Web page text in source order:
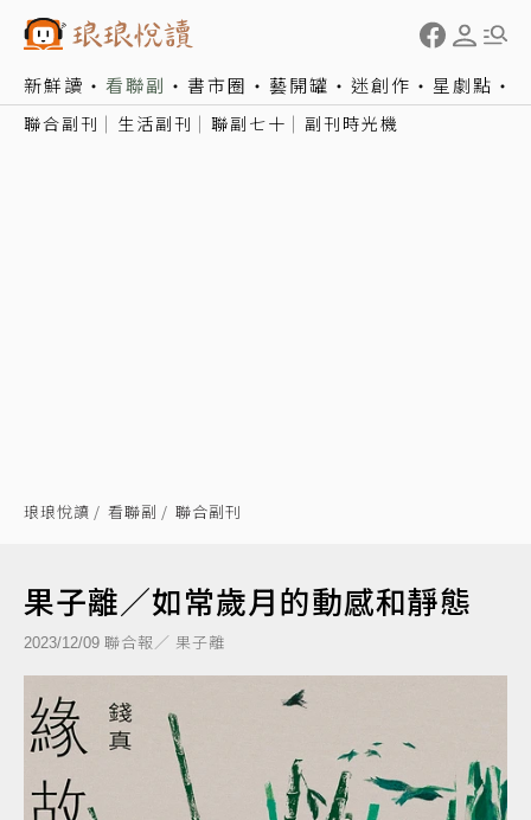
新鮮讀 看聯副 書市圈 藝開罐 迷創作 星劇點
聯合副刊 生活副刊 聯副七十 副刊時光機
琅琅悅讀 看聯副 聯合副刊
果子離／如常歲月的動感和靜態
2023/12/09 聯合報／ 果子離